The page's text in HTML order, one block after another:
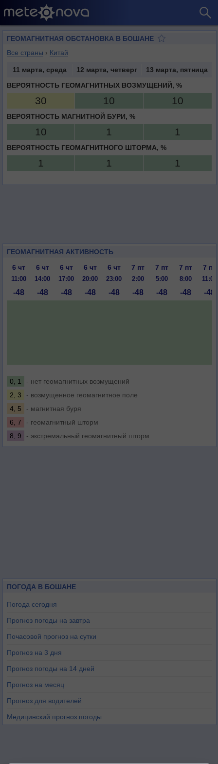
ГЕОМАГНИТНАЯ ОБСТАНОВКА В БОШАНЕ
Все страны › Китай
11 марта, среда 12 марта, четверг
13 марта, пятница
ВЕРОЯТНОСТЬ ГЕОМАГНИТНЫХ ВОЗМУЩЕНИЙ, %
30 10 10
ВЕРОЯТНОСТЬ МАГНИТНОЙ БУРИ, %
10 1 1
ВЕРОЯТНОСТЬ ГЕОМАГНИТНОГО ШТОРМА, %
1 1 1
ГЕОМАГНИТНАЯ АКТИВНОСТЬ
6 чт
6 чт 6 чт 6 чт 6 чт 7 пт 7 пт 7 пт 7 пт
11:00 14:00 17:00 20:00 23:00 2:00 5:00 8:00 11:00
-48 -48 -48 -48 -48 -48 -48 -48 -48
0, 1
- нет геомагнитных возмущений
2, 3
- возмущенное геомагнитное поле
4, 5
- магнитная буря
6, 7
- геомагнитный шторм
8, 9
- экстремальный геомагнитный шторм
ПОГОДА В БОШАНЕ
Погода сегодня
Прогноз погоды на завтра
Почасовой прогноз на сутки
Прогноз на 3 дня
Прогноз погоды на 14 дней
Прогноз на месяц
Прогноз для водителей
Медицинский прогноз погоды